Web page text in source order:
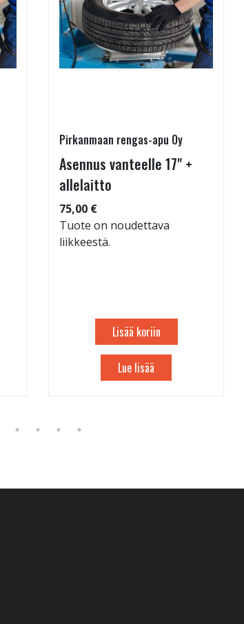
Pirkanmaan rengas-apu Oy
Asennus vanteelle 17" +
allelaitto
75,00 €
Tuote on noudettava
liikkeestä.
Lisää koriin
Lue lisää